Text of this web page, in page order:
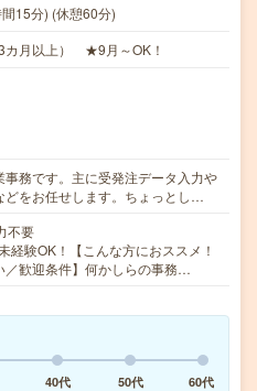
15分) (休憩60分)
カ月以上） ★9月～OK！
務です。主に受発注データ入力や
どをお任せします。ちょっとし…
不要
経験OK！【こんな方におススメ！
／歓迎条件】何かしらの事務…
40代 50代 60代